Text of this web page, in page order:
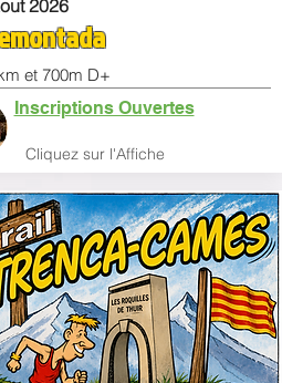
2026
et 700m D+
Inscriptions Ouvertes
Cliquez sur l'Affiche